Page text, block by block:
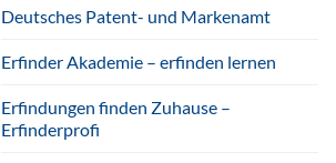
Deutsches Patent- und Markenamt
Erfinder Akademie – erfinden lernen
Erfindungen finden Zuhause –
Erfinderprofi